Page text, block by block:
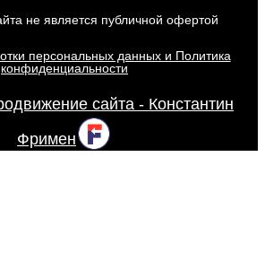
не является публичной офертой
персональных данных и Политика
конфиденциальности
сайта - Константин
Фримен